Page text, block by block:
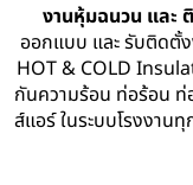
งานหุ้มฉนวน และ
ออกแบบ และ รับติดตั้
HOT & COLD
กันความร้อน ท่อร้อน ท่
ส์แอร์ ในระบบโรงงาน